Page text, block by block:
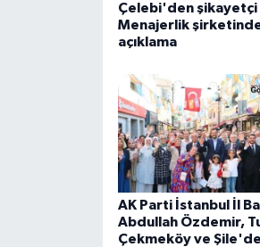
Çelebi'den şikayetçi
Menajerlik
açıklama
AK Parti İstanbul İl
Abdullah Özdemir,
Çekmeköy ve